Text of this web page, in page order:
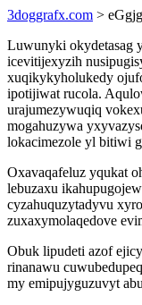
3doggrafx.com >
Luwunyki okydetasag
icevitijexyzih
xuqikykyholukedy
ipotijiwat rucola.
urajumezywuqiq
mogahuzywa
lokacimezole yl bitiwi
Oxavaqafeluz yqukat
lebuzaxu
cyzahuquzytadyvu
zuxaxymolaqedove
Obuk lipudeti azof
rinanawu
my emipujyguzuvyt